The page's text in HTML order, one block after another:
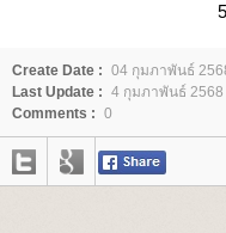
Create Date : 04 กุมภาพันธ์
Last Update : 4 กุมภาพันธ์ 2568
Comments : 0